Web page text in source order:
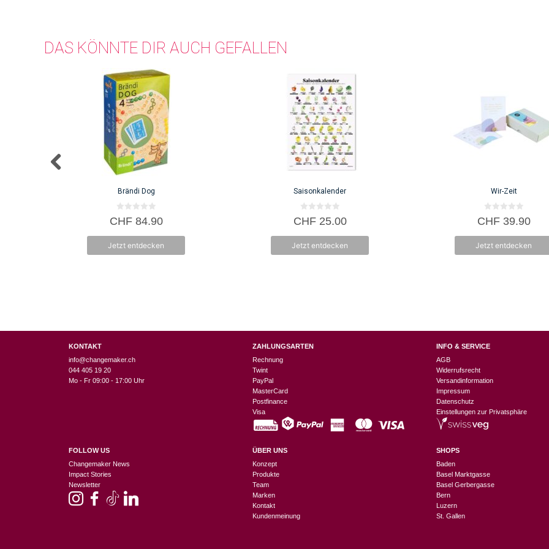
DAS KÖNNTE DIR AUCH GEFALLEN
Brändi Dog
0
v
5
CHF84.90
Jetzt entdecken
Saisonkalender
0
v
5
CHF25.00
Jetzt entdecken
Wir-Zeit
0
v
5
CHF39.90
Jetzt entdecken
KONTAKT
info@changemaker.ch
044 405 19 20
Mo - Fr 09:00 - 17:00 Uhr
FOLLOW US
Changemaker News
Impact Stories
Newsletter
ZAHLUNGSARTEN
Rechnung
Twint
PayPal
MasterCard
Postfinance
Visa
ÜBER UNS
Konzept
Produkte
Team
Marken
Kontakt
Kundenmeinung
INFO & SERVICE
AGB
Widerrufsrecht
Versandinformation
Impressum
Datenschutz
Einstellungen zur Privatsphäre
SHOPS
Baden
Basel Marktgasse
Basel Gerbergasse
Bern
Luzern
St. Gallen